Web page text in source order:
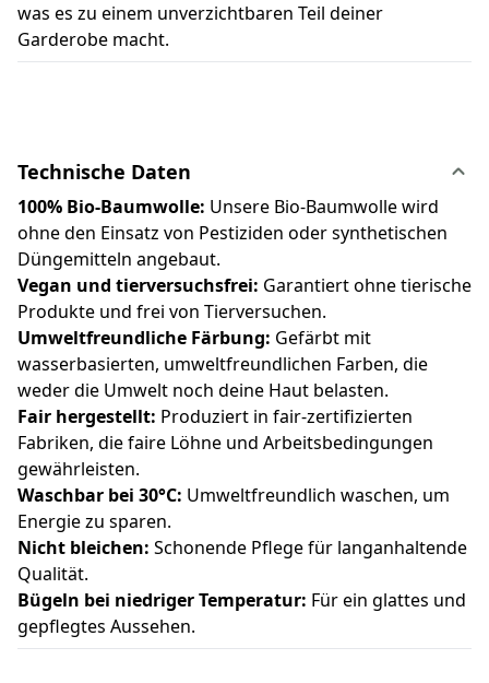
was es zu einem unverzichtbaren Teil deiner
Garderobe macht.
Technische Daten
100% Bio-Baumwolle: Unsere Bio-Baumwolle wird
ohne den Einsatz von Pestiziden oder synthetischen
Düngemitteln angebaut.
Vegan und tierversuchsfrei: Garantiert ohne tierische
Produkte und frei von Tierversuchen.
Umweltfreundliche Färbung: Gefärbt mit
wasserbasierten, umweltfreundlichen Farben, die
weder die Umwelt noch deine Haut belasten.
Fair hergestellt: Produziert in fair-zertifizierten
Fabriken, die faire Löhne und Arbeitsbedingungen
gewährleisten.
Waschbar bei 30°C: Umweltfreundlich waschen, um
Energie zu sparen.
Nicht bleichen: Schonende Pflege für langanhaltende
Qualität.
Bügeln bei niedriger Temperatur: Für ein glattes und
gepflegtes Aussehen.